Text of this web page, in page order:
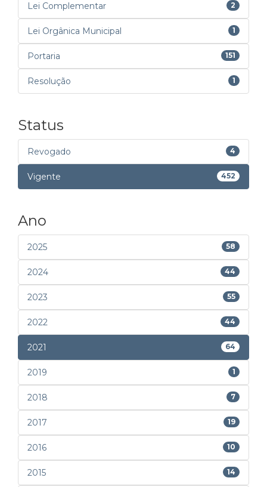
Lei Complementar 2
Lei Orgânica Municipal 1
Portaria 151
Resolução 1
Status
Revogado 4
Vigente 452
Ano
2025 58
2024 44
2023 55
2022 44
2021 64
2019 1
2018 7
2017 19
2016 10
2015 14